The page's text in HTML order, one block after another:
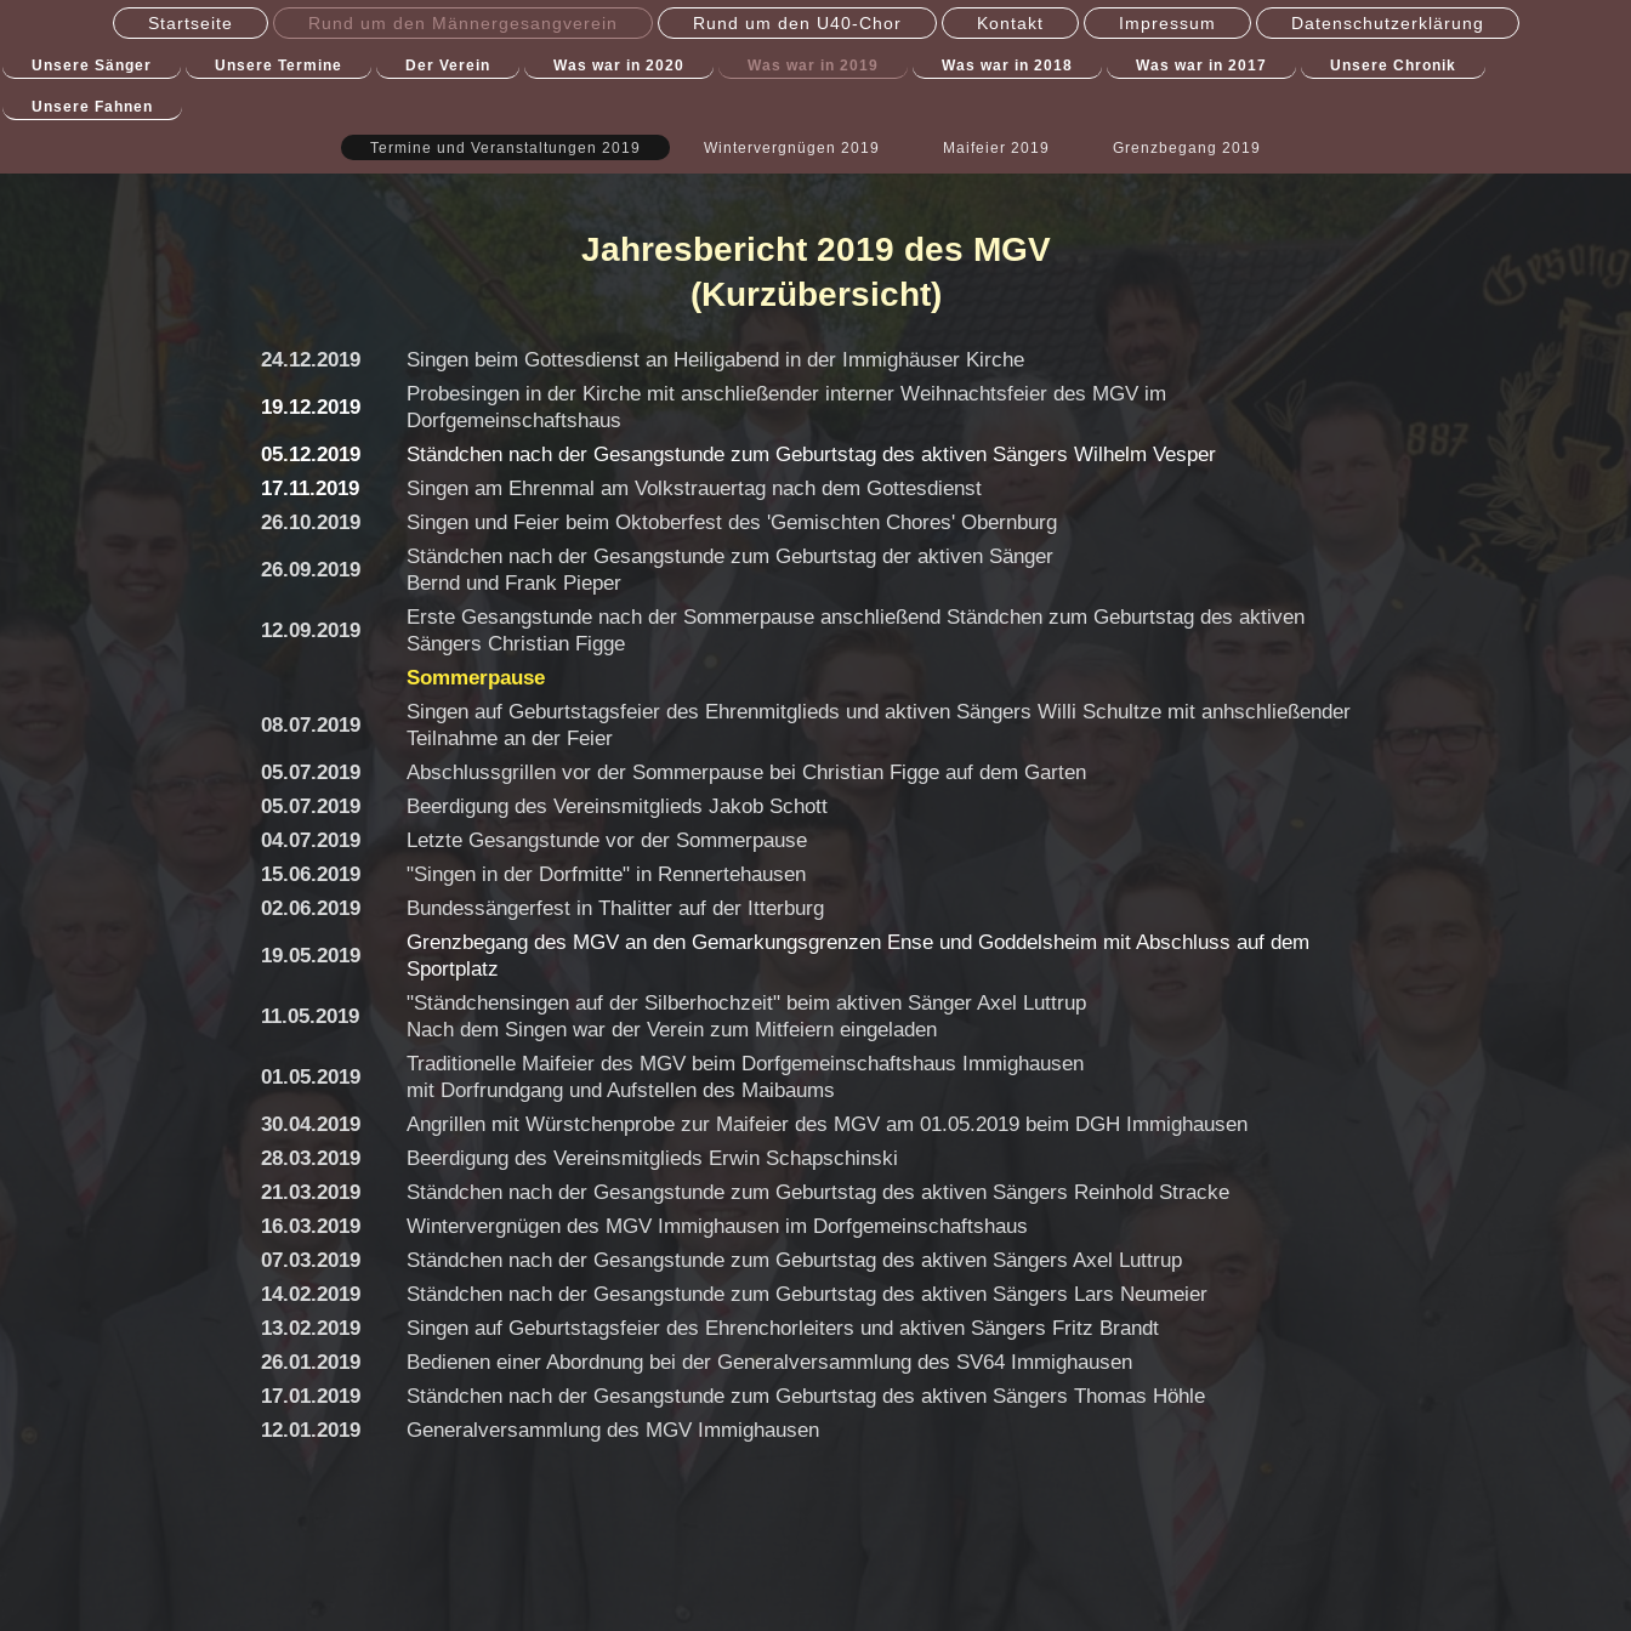
Startseite Rund um den Männergesangverein Rund um den U40-Chor Kontakt Impressum Datenschutzerklärung
Unsere Sänger Unsere Termine Der Verein Was war in 2020 Was war in 2019 Was war in 2018 Was war in 2017 Unsere Chronik
Unsere Fahnen
Termine und Veranstaltungen 2019 Wintervergnügen 2019 Maifeier 2019 Grenzbegang 2019
Jahresbericht 2019 des MGV
(Kurzübersicht)
24.12.2019 Singen beim Gottesdienst an Heiligabend in der Immighäuser Kirche
19.12.2019
Probesingen in der Kirche mit anschließender interner Weihnachtsfeier des MGV im
Dorfgemeinschaftshaus
05.12.2019
Ständchen nach der Gesangstunde zum Geburtstag des aktiven Sängers Wilhelm Vesper
17.11.2019
Singen am Ehrenmal am Volkstrauertag nach dem Gottesdienst
26.10.2019
Singen und Feier beim Oktoberfest des 'Gemischten Chores' Obernburg
26.09.2019
Ständchen nach der Gesangstunde zum Geburtstag der aktiven Sänger
Bernd und Frank Pieper
12.09.2019
Erste Gesangstunde nach der Sommerpause anschließend Ständchen zum Geburtstag des aktiven
Sängers Christian Figge
Sommerpause
08.07.2019
Singen auf Geburtstagsfeier des Ehrenmitglieds und aktiven Sängers Willi Schultze mit anhschließender
Teilnahme an der Feier
05.07.2019
Abschlussgrillen vor der Sommerpause bei Christian Figge auf dem Garten
05.07.2019
Beerdigung des Vereinsmitglieds Jakob Schott
04.07.2019
Letzte Gesangstunde vor der Sommerpause
15.06.2019
"Singen in der Dorfmitte" in Rennertehausen
02.06.2019
Bundessängerfest in Thalitter auf der Itterburg
19.05.2019
Grenzbegang des MGV an den Gemarkungsgrenzen Ense und Goddelsheim mit Abschluss auf dem
Sportplatz
11.05.2019
"Ständchensingen auf der Silberhochzeit" beim aktiven Sänger Axel Luttrup
Nach dem Singen war der Verein zum Mitfeiern eingeladen
01.05.2019
Traditionelle Maifeier des MGV beim Dorfgemeinschaftshaus Immighausen
mit Dorfrundgang und Aufstellen des Maibaums
30.04.2019
Angrillen mit Würstchenprobe zur Maifeier des MGV am 01.05.2019 beim DGH Immighausen
28.03.2019
Beerdigung des Vereinsmitglieds Erwin Schapschinski
21.03.2019
Ständchen nach der Gesangstunde zum Geburtstag des aktiven Sängers Reinhold Stracke
16.03.2019
Wintervergnügen des MGV Immighausen im Dorfgemeinschaftshaus
07.03.2019
Ständchen nach der Gesangstunde zum Geburtstag des aktiven Sängers Axel Luttrup
14.02.2019
Ständchen nach der Gesangstunde zum Geburtstag des aktiven Sängers Lars Neumeier
13.02.2019
Singen auf Geburtstagsfeier des Ehrenchorleiters und aktiven Sängers Fritz Brandt
26.01.2019
Bedienen einer Abordnung bei der Generalversammlung des SV64 Immighausen
17.01.2019
Ständchen nach der Gesangstunde zum Geburtstag des aktiven Sängers Thomas Höhle
12.01.2019
Generalversammlung des MGV Immighausen